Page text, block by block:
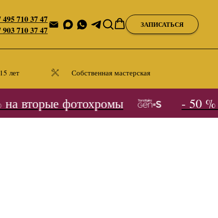
495 710 37 47
903 710 37 47
ЗАПИСАТЬСЯ
лет Собственная мастерская
вторые фотохромы - 50 %